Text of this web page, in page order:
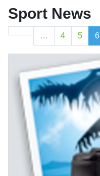
Sport News
… 4 5 6